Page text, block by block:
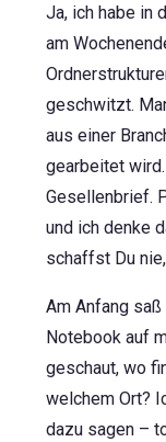
Ja, ich habe in
am
geschwitzt.
aus einer
gearbeitet
Gesellenbrief.
und ich denke
schaffst Du
Am Anfang
Notebook auf
geschaut, wo
welchem Ort?
dazu sagen –